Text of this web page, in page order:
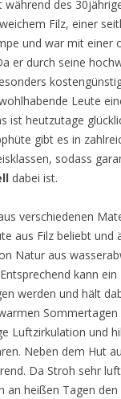
des
Filz, einer
und war mit einer
er durch seine
Leute
ist heutzutage
gibt es in
sodass
dabei ist.
verschiedenen
aus Filz beliebt und
Natur aus
kann ein
werden und hält
Luftzirkulation und
Neben dem Hut
Da Stroh sehr
an heißen Tagen